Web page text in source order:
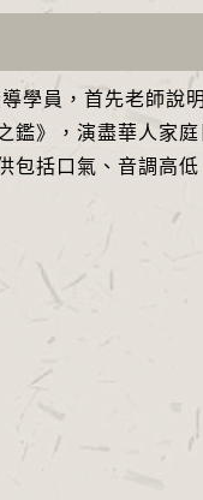
學員，首先老師說
鑑》，演盡華人家
包括口氣、音調高